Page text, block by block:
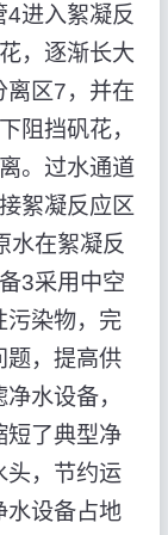
4进入絮凝反
，逐渐长大
离区7，并在
阻挡矾花，
。过水通道
絮凝反应区
水在絮凝反
3采用中空
污染物，完
题，提高供
水设备，
短了典型净
头，节约运
水设备占地